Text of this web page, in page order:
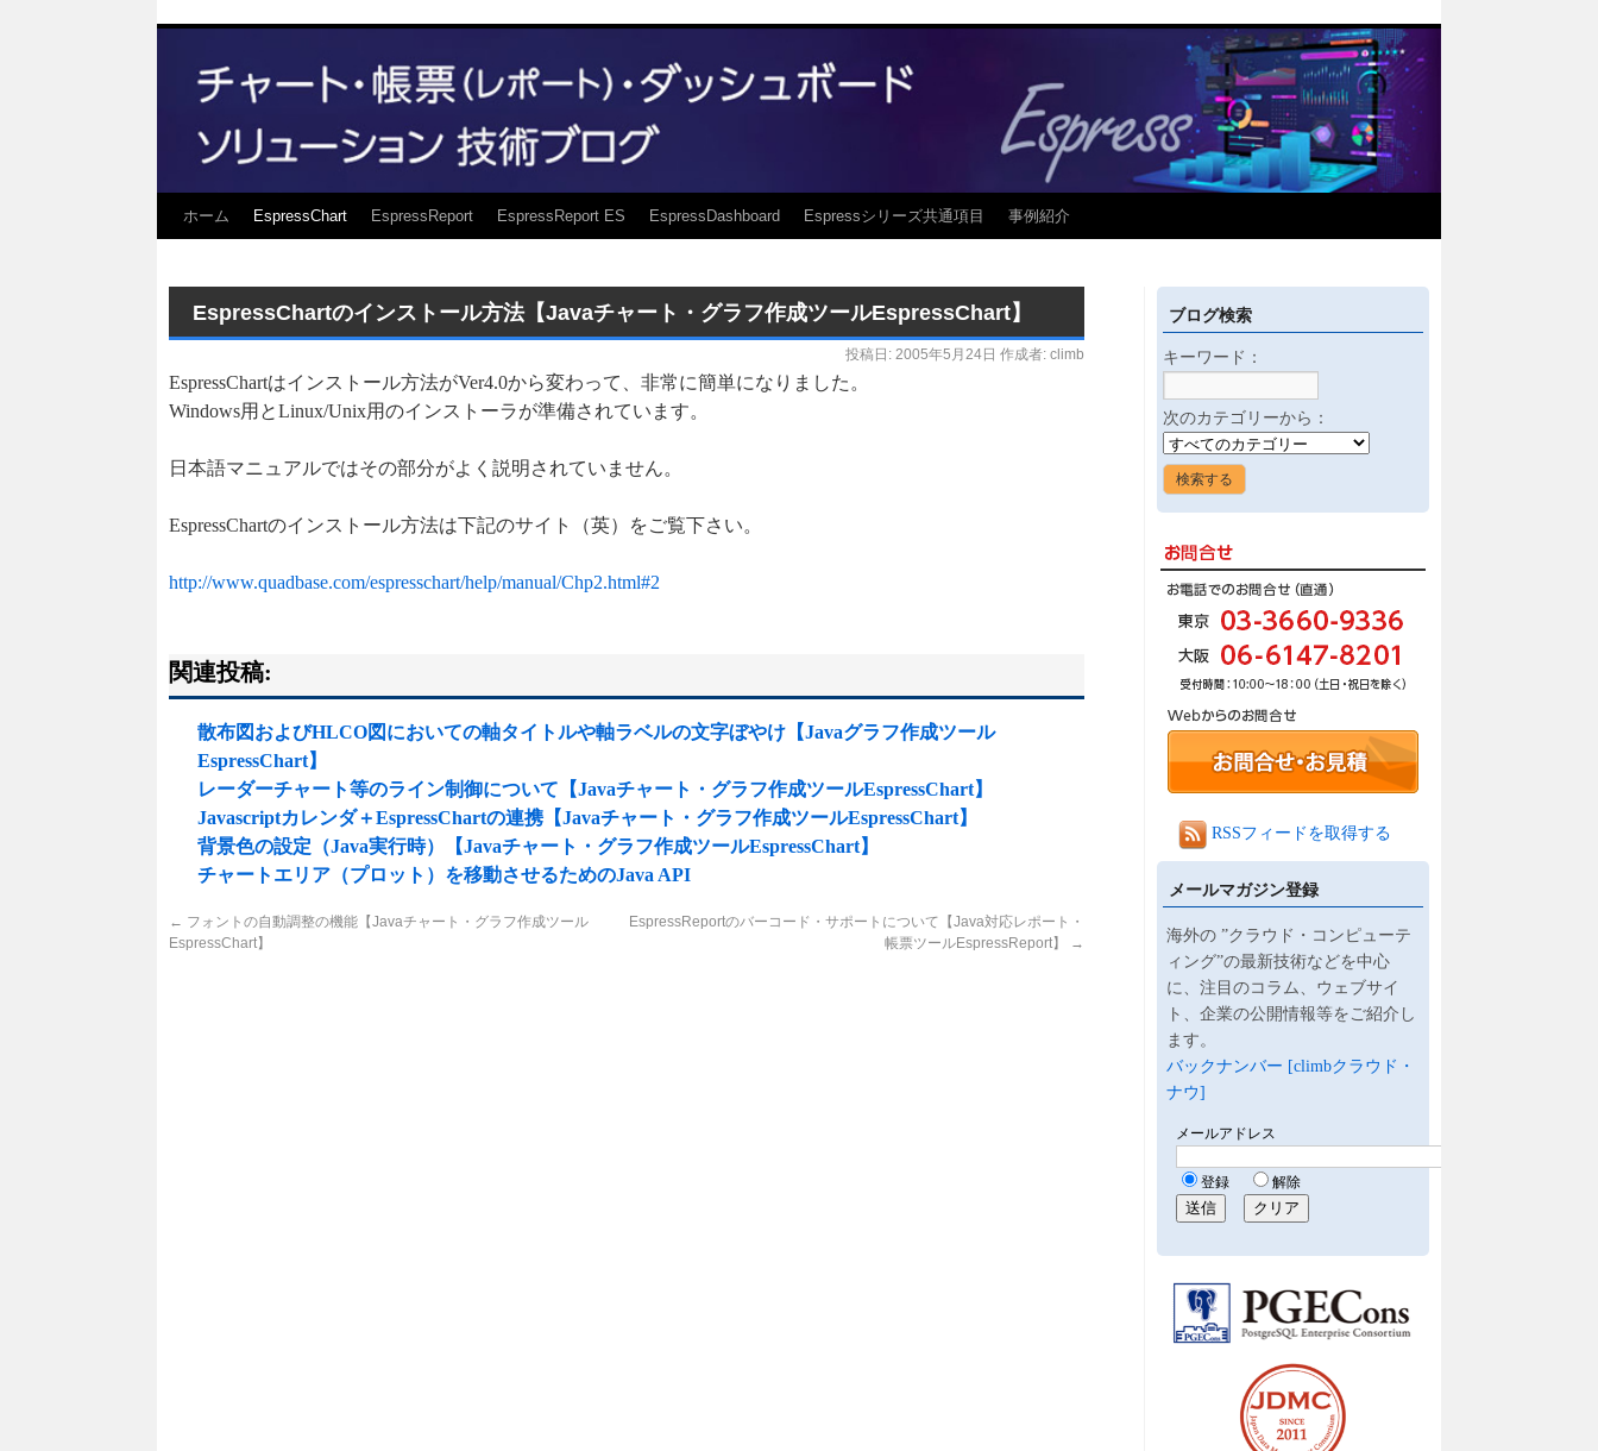
ホーム EspressChart EspressReport EspressReport ES EspressDashboard Espressシリーズ共通項目 事例紹介
EspressChartのインストール方法【Javaチャート・グラフ作成ツールEspressChart】
投稿日: 2005年5月24日 作成者: climb
EspressChartはインストール方法がVer4.0から変わって、非常に簡単になりました。
Windows用とLinux/Unix用のインストーラが準備されています。
日本語マニュアルではその部分がよく説明されていません。
EspressChartのインストール方法は下記のサイト（英）をご覧下さい。
http://www.quadbase.com/espresschart/help/manual/Chp2.html#2
関連投稿:
散布図およびHLCO図においての軸タイトルや軸ラベルの文字ぼやけ【Javaグラフ作成ツール
EspressChart】
レーダーチャート等のライン制御について【Javaチャート・グラフ作成ツールEspressChart】
Javascriptカレンダ＋EspressChartの連携【Javaチャート・グラフ作成ツールEspressChart】
背景色の設定（Java実行時）【Javaチャート・グラフ作成ツールEspressChart】
チャートエリア（プロット）を移動させるためのJava API
← フォントの自動調整の機能【Javaチャート・グラフ作成ツール
EspressChart】
EspressReportのバーコード・サポートについて【Java対応レポート・
帳票ツールEspressReport】
→
ブログ検索
キーワード：
次のカテゴリーから：
RSSフィードを取得する
メールマガジン登録
海外の ”クラウド・コンピューテ
ィング”の最新技術などを中心
に、注目のコラム、ウェブサイ
ト、企業の公開情報等をご紹介し
ます。
バックナンバー [climbクラウド・
ナウ]